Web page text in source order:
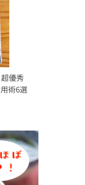
優秀
術6選